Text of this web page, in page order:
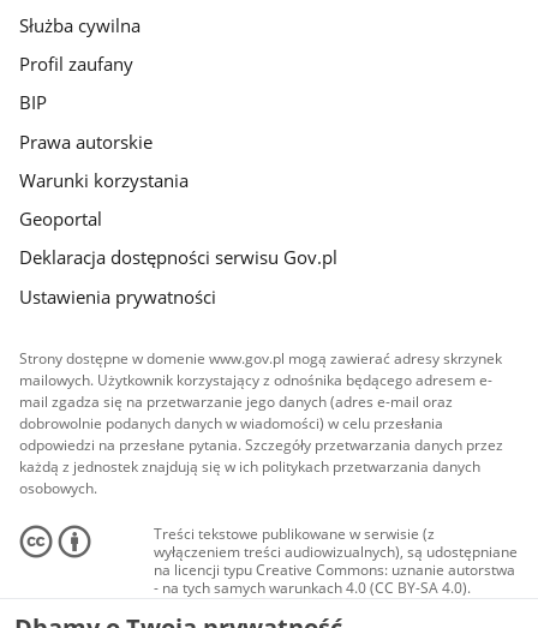
Służba cywilna
Profil zaufany
BIP
Prawa autorskie
Warunki korzystania
Geoportal
Deklaracja dostępności serwisu Gov.pl
Ustawienia prywatności
Strony dostępne w domenie www.gov.pl mogą zawierać adresy skrzynek
mailowych. Użytkownik korzystający z odnośnika będącego adresem e-
mail zgadza się na przetwarzanie jego danych (adres e-mail oraz
dobrowolnie podanych danych w wiadomości) w celu przesłania
odpowiedzi na przesłane pytania. Szczegóły przetwarzania danych przez
każdą z jednostek znajdują się w ich politykach przetwarzania danych
osobowych.
Treści tekstowe publikowane w serwisie (z
wyłączeniem treści audiowizualnych), są udostępniane
na licencji typu Creative Commons: uznanie autorstwa
- na tych samych warunkach 4.0 (CC BY-SA 4.0).
Materiały audiowizualne, w tym zdjęcia, materiały
audio i wideo, są udostępniane na licencji typu